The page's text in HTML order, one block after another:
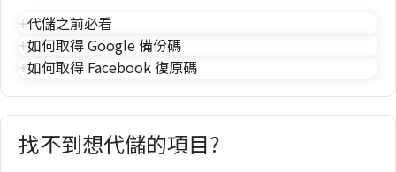
代儲之前必看
如何取得 Google 備份碼
如何取得 Facebook 復原碼
找不到想代儲的項目?